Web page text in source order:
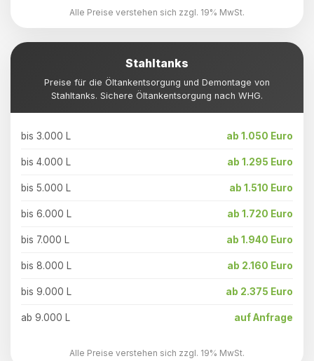
Alle Preise verstehen sich zzgl. 19% MwSt.
Stahltanks
Preise für die Öltankentsorgung und Demontage von
Stahltanks. Sichere Öltankentsorgung nach WHG.
bis 3.000 L ab 1.050 Euro
bis 4.000 L ab 1.295 Euro
bis 5.000 L ab 1.510 Euro
bis 6.000 L ab 1.720 Euro
bis 7.000 L ab 1.940 Euro
bis 8.000 L ab 2.160 Euro
bis 9.000 L ab 2.375 Euro
ab 9.000 L auf Anfrage
Alle Preise verstehen sich zzgl. 19% MwSt.